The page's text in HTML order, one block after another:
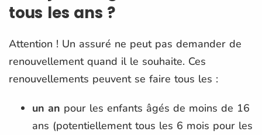
tous les ans ?
Attention ! Un assuré ne peut pas demander de
renouvellement quand il le souhaite. Ces
renouvellements peuvent se faire tous les :
un an pour les enfants âgés de moins de 16
ans (potentiellement tous les 6 mois pour les